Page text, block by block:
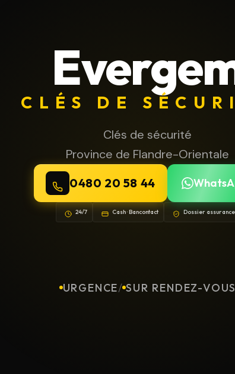
CLÉS DE
Clés de sécurité
Province de Flandre-Orientale
0480 20 58 44
24/7 Cash · Bancontact Dossier assurance
URGENCE/ SUR RENDEZ-VOUS